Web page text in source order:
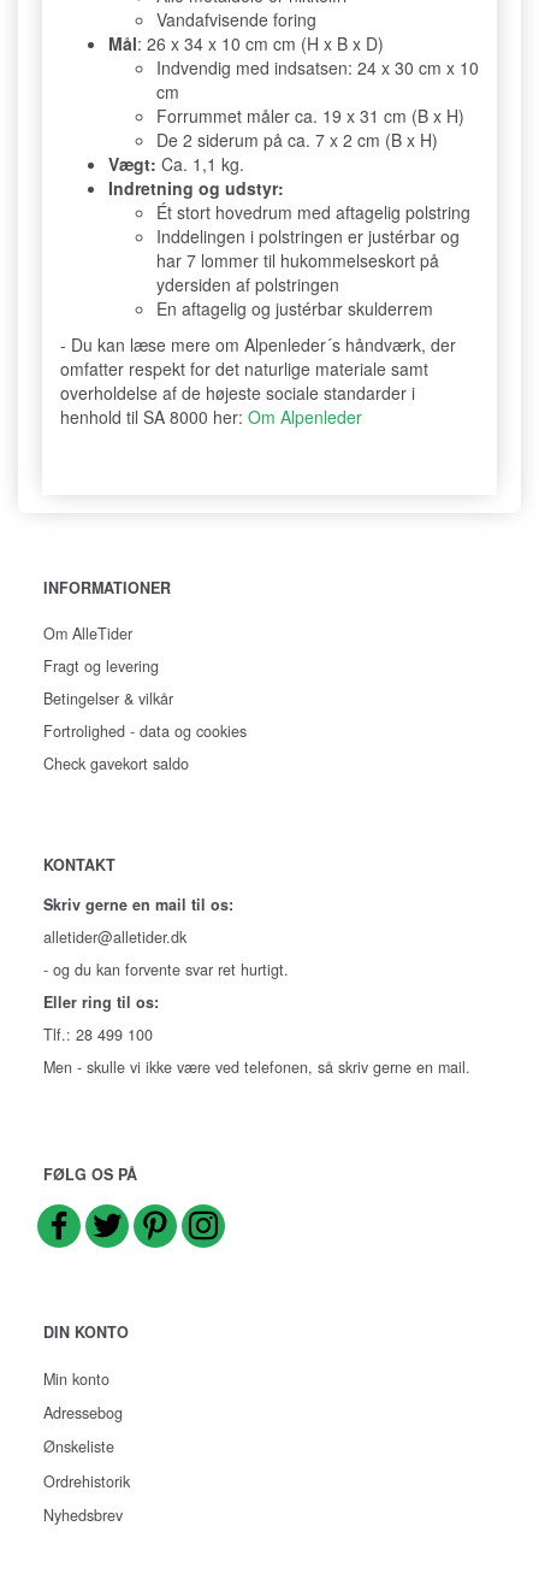
Vandafvisende foring
Mål: 26 x 34 x 10 cm cm (H x B x D)
Indvendig med indsatsen: 24 x 30 cm x 10
cm
Forrummet måler ca. 19 x 31 cm (B x H)
De 2 siderum på ca. 7 x 2 cm (B x H)
Vægt: Ca. 1,1 kg.
Indretning og udstyr:
Ét stort hovedrum med aftagelig polstring
Inddelingen i polstringen er justérbar og
har 7 lommer til hukommelseskort på
ydersiden af polstringen
En aftagelig og justérbar skulderrem
- Du kan læse mere om Alpenleder´s håndværk, der
omfatter respekt for det naturlige materiale samt
overholdelse af de højeste sociale standarder i
henhold til SA 8000 her: Om Alpenleder
INFORMATIONER
Om AlleTider
Fragt og levering
Betingelser & vilkår
Fortrolighed - data og cookies
Check gavekort saldo
KONTAKT
Skriv gerne en mail til os:
alletider@alletider.dk
- og du kan forvente svar ret hurtigt.
Eller ring til os:
Tlf.: 28 499 100
Men - skulle vi ikke være ved telefonen, så skriv gerne en mail.
FØLG OS PÅ
DIN KONTO
Min konto
Adressebog
Ønskeliste
Ordrehistorik
Nyhedsbrev